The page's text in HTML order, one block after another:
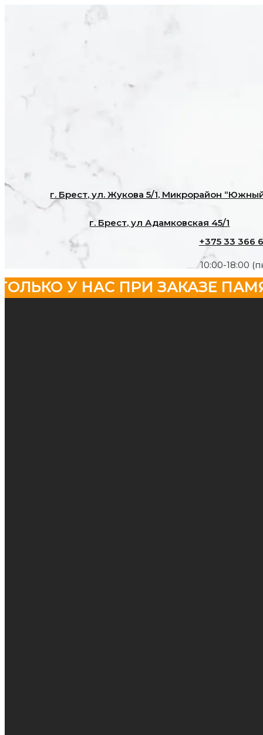
г. Брест, ул. Жукова 5/1, Микрорайон
г. Брест, ул Адамковская 45/1
+375 33 366
10:00-18:00
У НАС ПРИ ЗАКАЗЕ